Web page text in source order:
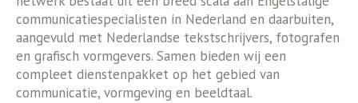
communicatiespecialisten in Nederland en daarbuiten,
aangevuld met Nederlandse tekstschrijvers, fotografen
en grafisch vormgevers. Samen bieden wij een
compleet dienstenpakket op het gebied van
communicatie, vormgeving en beeldtaal.